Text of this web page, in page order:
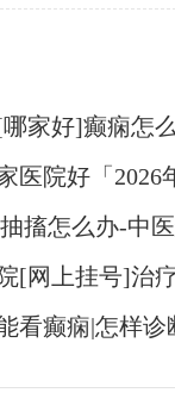
家好]癫痫怎
医院好「2026
些体育活动?
搐怎么办-中
[网上挂号]治
看癫痫|怎样诊